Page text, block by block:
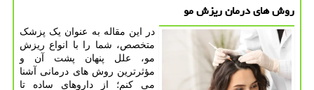
روش های درمان ریزش مو
در این مقاله به عنوان یک پزشک
متخصص، شما را با انواع ریزش
مو، علل پنهان پشت آن و
مؤثرترین روش های درمانی آشنا
می کنم؛ از داروهای ساده تا